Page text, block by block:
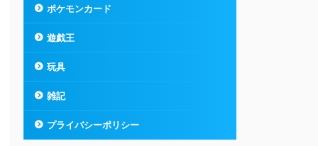
ポケモンカード
遊戯王
玩具
雑記
プライバシーポリシー